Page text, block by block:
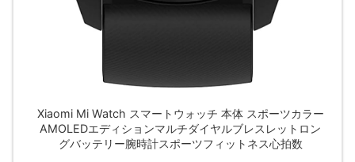
Xiaomi Mi Watch スマートウォッチ 本体 スポーツカラー
AMOLEDエディションマルチダイヤルブレスレットロン
グバッテリー腕時計スポーツフィットネス心拍数